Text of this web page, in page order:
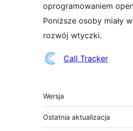
oprogramowaniem
Poniższe osoby miały
rozwój wtyczki.
Zaangażowani
Call Tracker
Meta
Wersja
Ostatnia aktualizacja